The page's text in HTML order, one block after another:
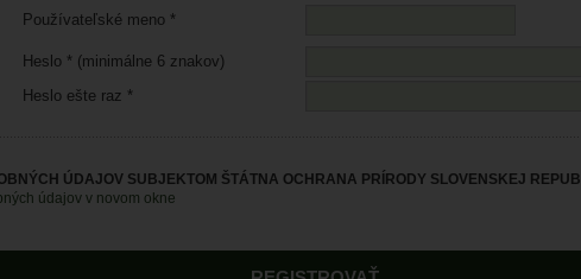
Používateľské meno *
Heslo * (minimálne 6 znakov)
Heslo ešte raz *
ÚDAJOV SUBJEKTOM ŠTÁTNA OCHRANA PRÍRODY SLOVENSKEJ
údajov v novom okne